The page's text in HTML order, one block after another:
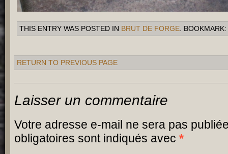
THIS ENTRY WAS POSTED IN BRUT DE FORGE . BOOKMARK:
RETURN TO PREVIOUS PAGE
Laisser un commentaire
Votre adresse e-mail ne sera pas
obligatoires sont indiqués avec *